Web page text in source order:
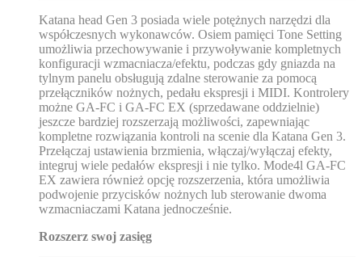
Katana head Gen 3 posiada wiele potężnych narzędzi dla
współczesnych wykonawców. Osiem pamięci Tone Setting
umożliwia przechowywanie i przywoływanie kompletnych
konfiguracji wzmacniacza/efektu, podczas gdy gniazda na
tylnym panelu obsługują zdalne sterowanie za pomocą
przełączników nożnych, pedału ekspresji i MIDI. Kontrolery
możne GA-FC i GA-FC EX (sprzedawane oddzielnie)
jeszcze bardziej rozszerzają możliwości, zapewniając
kompletne rozwiązania kontroli na scenie dla Katana Gen 3.
Przełączaj ustawienia brzmienia, włączaj/wyłączaj efekty,
integruj wiele pedałów ekspresji i nie tylko. Mode4l GA-FC
EX zawiera również opcję rozszerzenia, która umożliwia
podwojenie przycisków nożnych lub sterowanie dwoma
wzmacniaczami Katana jednocześnie.
Rozszerz swoj zasięg